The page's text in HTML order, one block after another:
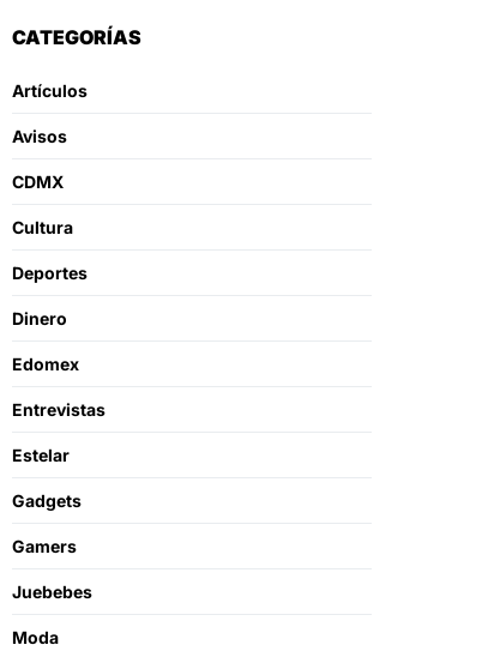
CATEGORÍAS
Artículos
Avisos
CDMX
Cultura
Deportes
Dinero
Edomex
Entrevistas
Estelar
Gadgets
Gamers
Juebebes
Moda